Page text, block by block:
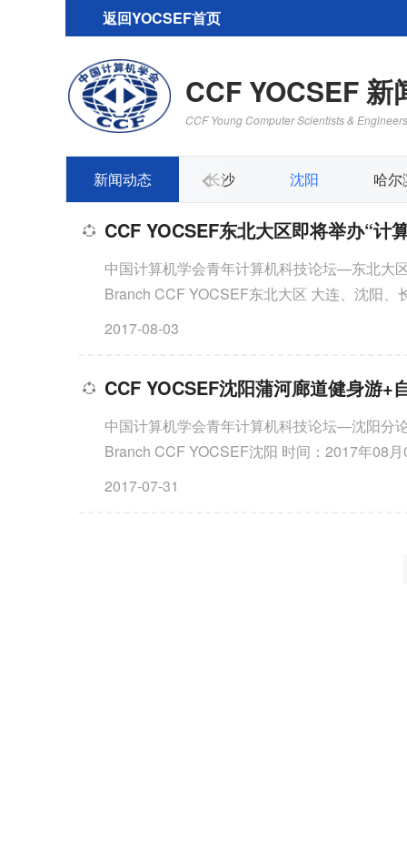
返回YOCSEF首页
CCF YOCSEF 新
CCF Young Computer Scientists &
新闻动态
上海 长沙 沈阳 哈尔
CCF YOCSEF东北大区即将举办“
中国计算机学会青年计算机科技论坛—东北大区分论坛 CCF
Branch CCF YOCSEF东北大区 大连、
2017-08-03
CCF YOCSEF沈阳蒲河廊道健身游+
中国计算机学会青年计算机科技论坛—沈阳分论坛 CCF
Branch CCF YOCSEF沈阳 时间：2017年08
2017-07-31